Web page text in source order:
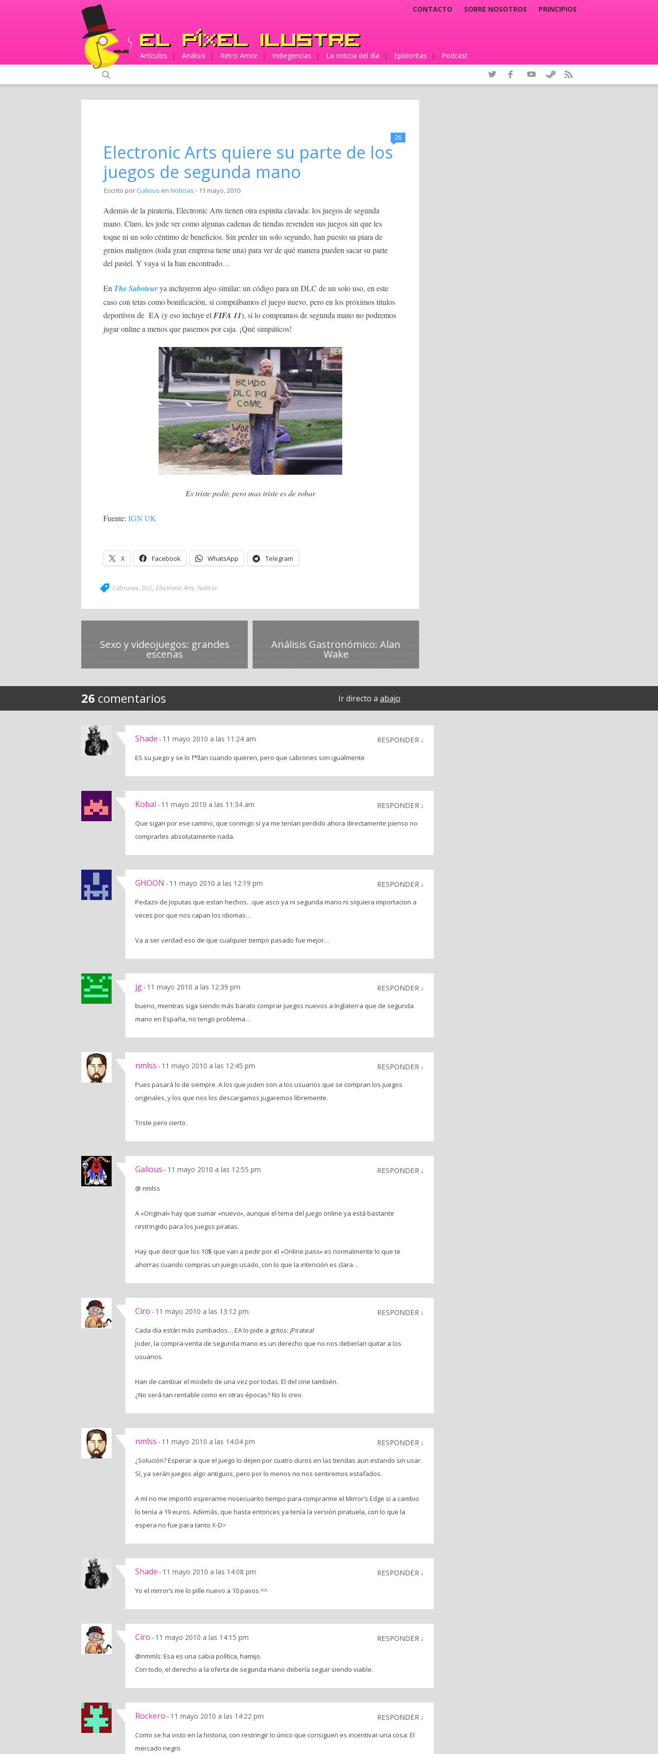
CONTACTO SOBRE NOSOTROS PRINCIPIOS
Artículos | Análisis | Retro Amor | Indiegencias | La noticia del día | Epildoritas | Podcast
26
Electronic Arts quiere su parte de los
juegos de segunda mano
Escrito por Galious en Noticias - 11 mayo, 2010
Además de la piratería, Electronic Arts tienen otra espinita clavada: los juegos de segunda
mano. Claro, les jode ver como algunas cadenas de tiendas revenden sus juegos sin que les
toque ni un solo céntimo de beneficios. Sin perder un solo segundo, han puesto su piara de
genios malignos (toda gran empresa tiene una) para ver de qué manera pueden sacar su parte
del pastel. Y vaya si la han encontrado…
En The Saboteurya incluyeron algo similar: un código para un DLC de un solo uso, en este
caso con tetas como bonificación, si comprábamos el juego nuevo, pero en los próximos títulos
deportivos de EA (y eso incluye el FIFA 11), si lo compramos de segunda mano no podremos
jugar online a menos que pasemos por caja. ¡Qué simpáticos!
Es triste pedir, pero mas triste es de robar
Fuente: IGN UK
X Facebook WhatsApp Telegram
Cabrones, DLC, Electronic Arts, Noticia.
Sexo y videojuegos: grandes
escenas
Análisis Gastronómico: Alan
Wake
26 comentarios Ir directo a abajo
Shade - 11 mayo 2010 a las 11:24 am RESPONDER ↓
ES su juego y se lo f*llan cuando quieren, pero que cabrones son igualmente
Kobal - 11 mayo 2010 a las 11:34 am RESPONDER ↓
Que sigan por ese camino, que conmigo si ya me tenían perdido ahora directamente pienso no
comprarles absolutamente nada.
GHOON - 11 mayo 2010 a las 12:19 pm RESPONDER ↓
Pedazo de Joputas que estan hechos…que asco ya ni segunda mano ni siquiera importacion a
veces por que nos capan los idiomas…
Va a ser verdad eso de que cualquier tiempo pasado fue mejor…
jg- 11 mayo 2010 a las 12:39 pm RESPONDER ↓
bueno, mientras siga siendo más barato comprar juegos nuevos a Inglaterra que de segunda
mano en España, no tengo problema…
nmlss - 11 mayo 2010 a las 12:45 pm RESPONDER ↓
Pues pasará lo de siempre. A los que joden son a los usuarios que se compran los juegos
originales, y los que nos los descargamos jugaremos libremente.
Triste pero cierto.
Galious - 11 mayo 2010 a las 12:55 pm RESPONDER ↓
@ nmlss
A «Original» hay que sumar «nuevo», aunque el tema del juego online ya está bastante
restringido para los juegos piratas.
Hay que decir que los 10$ que van a pedir por el «Online pass» es normalmente lo que te
ahorras cuando compras un juego usado, con lo que la intención es clara…
Ciro - 11 mayo 2010 a las 13:12 pm RESPONDER ↓
Cada día están más zumbados… EA lo pide a gritos: ¡Piratea!
Joder, la compra-venta de segunda mano es un derecho que no nos deberían quitar a los
usuarios.
Han de cambiar el modelo de una vez por todas. El del cine también.
¿No será tan rentable como en otras épocas? No lo creo.
nmlss - 11 mayo 2010 a las 14:04 pm RESPONDER ↓
¿Solución? Esperar a que el juego lo dejen por cuatro duros en las tiendas aun estando sin usar.
Sí, ya serán juegos algo antiguos, pero por lo menos no nos sentiremos estafados.
A mí no me importó esperarme nosecuanto tiempo para comprarme el Mirror’s Edge si a cambio
lo tenía a 19 euros. Además, que hasta entonces ya tenía la versión piratuela, con lo que la
espera no fue para tanto X-D>
Shade - 11 mayo 2010 a las 14:08 pm RESPONDER ↓
Yo el mirror’s me lo pille nuevo a 10 pavos ^^
Ciro - 11 mayo 2010 a las 14:15 pm RESPONDER ↓
@nmmls: Esa es una sabia política, hamijo.
Con todo, el derecho a la oferta de segunda mano debería seguir siendo viable.
Rockero - 11 mayo 2010 a las 14:22 pm RESPONDER ↓
Como se ha visto en la historia, con restringir lo único que consiguen es incentivar una cosa: El
mercado negro